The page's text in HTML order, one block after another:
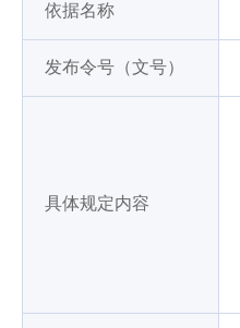
依据名称
发布令号（文号）
具体规定内容